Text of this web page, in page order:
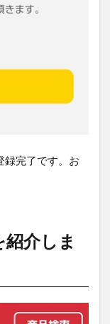
録完了です。お
介しま